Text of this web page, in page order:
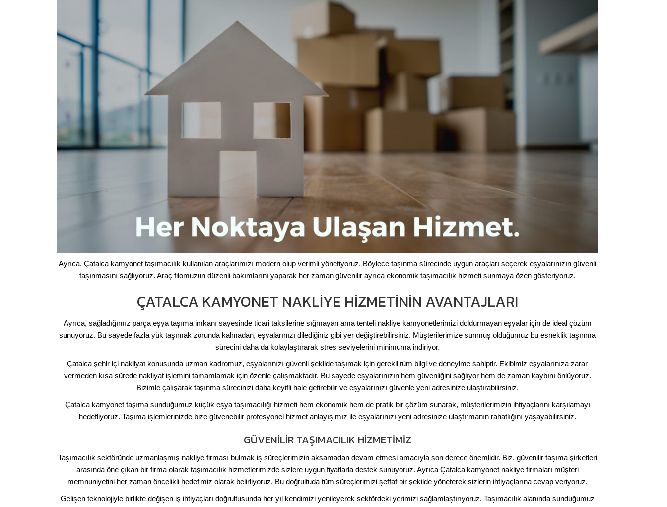
Ayrıca, Çatalca kamyonet taşımacılık kullanılan araçlarımızı modern olup verimli yönetiyoruz. Böylece taşınma sürecinde uygun araçları seçerek eşyalarınızın güvenli
taşınmasını sağlıyoruz. Araç filomuzun düzenli bakımlarını yaparak her zaman güvenilir ayrıca ekonomik taşımacılık hizmeti sunmaya özen gösteriyoruz.
ÇATALCA KAMYONET NAKLIYE HIZMETININ AVANTAJLARI
Ayrıca, sağladığımız parça eşya taşıma imkanı sayesinde ticari taksilerine sığmayan ama tenteli nakliye kamyonetlerimizi doldurmayan eşyalar için de ideal çözüm
sunuyoruz. Bu sayede fazla yük taşımak zorunda kalmadan, eşyalarınızı dilediğiniz gibi yer değiştirebilirsiniz. Müşterilerimize sunmuş olduğumuz bu esneklik taşınma
sürecini daha da kolaylaştırarak stres seviyelerini minimuma indiriyor.
Çatalca şehir içi nakliyat konusunda uzman kadromuz, eşyalarınızı güvenli şekilde taşımak için gerekli tüm bilgi ve deneyime sahiptir. Ekibimiz eşyalarınıza zarar
vermeden kısa sürede nakliyat işlemini tamamlamak için özenle çalışmaktadır. Bu sayede eşyalarınızın hem güvenliğini sağlıyor hem de zaman kaybını önlüyoruz.
Bizimle çalışarak taşınma sürecinizi daha keyifli hale getirebilir ve eşyalarınızı güvenle yeni adresinize ulaştırabilirsiniz.
Çatalca kamyonet taşıma sunduğumuz küçük eşya taşımacılığı hizmeti hem ekonomik hem de pratik bir çözüm sunarak, müşterilerimizin ihtiyaçlarını karşılamayı
hedefliyoruz. Taşıma işlemlerinizde bize güvenebilir profesyonel hizmet anlayışımız ile eşyalarınızı yeni adresinize ulaştırmanın rahatlığını yaşayabilirsiniz.
GÜVENILIR TAŞIMACILIK HIZMETIMIZ
Taşımacılık sektöründe uzmanlaşmış nakliye firması bulmak iş süreçlerimizin aksamadan devam etmesi amacıyla son derece önemlidir. Biz, güvenilir taşıma şirketleri
arasında öne çıkan bir firma olarak taşımacılık hizmetlerimizde sizlere uygun fiyatlarla destek sunuyoruz. Ayrıca Çatalca kamyonet nakliye firmaları müşteri
memnuniyetini her zaman öncelikli hedefimiz olarak belirliyoruz. Bu doğrultuda tüm süreçlerimizi şeffaf bir şekilde yöneterek sizlerin ihtiyaçlarına cevap veriyoruz.
Gelişen teknolojiyle birlikte değişen iş ihtiyaçları doğrultusunda her yıl kendimizi yenileyerek sektördeki yerimizi sağlamlaştırıyoruz. Taşımacılık alanında sunduğumuz